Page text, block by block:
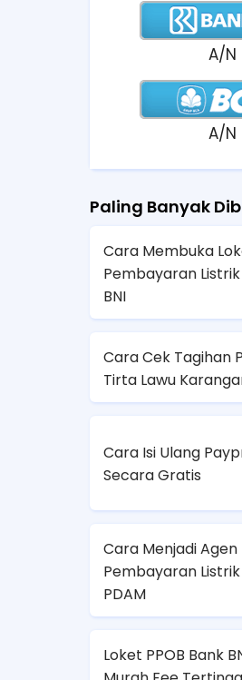
A/N
A/N
Paling Banyak
Cara Membuka
Pembayaran
BNI
Cara Cek Tagihan
Tirta Lawu
Cara Isi Ulang
Secara Gratis
Cara Menjadi Agen
Pembayaran
PDAM
Loket PPOB Bank